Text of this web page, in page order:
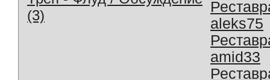
(3)
aleks75
amid33